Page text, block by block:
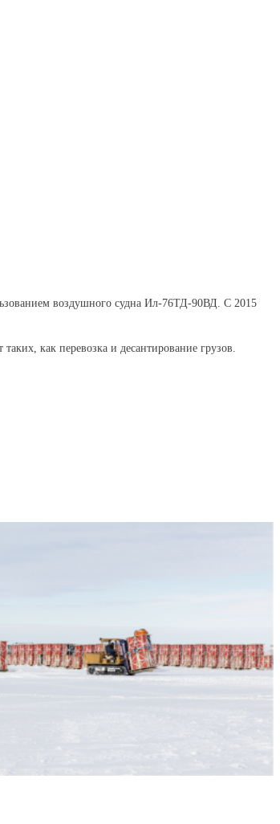
воздушного судна Ил-76ТД-90ВД. С 2015
как перевозка и десантирование грузов.